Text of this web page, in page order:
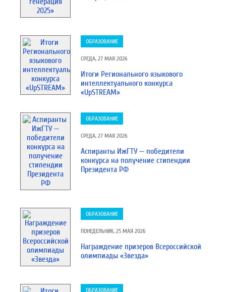
ОБРАЗОВАНИЕ
СРЕДА, 27 МАЯ 2026
Итоги Регионального языкового
интеллектуального конкурса
«UpSTREAM»
ОБРАЗОВАНИЕ
СРЕДА, 27 МАЯ 2026
Аспиранты ИжГТУ — победители
конкурса на получение стипендии
Президента РФ
ОБРАЗОВАНИЕ
ПОНЕДЕЛЬНИК, 25 МАЯ 2026
Награждение призеров Всероссийской
олимпиады «Звезда»
ОБРАЗОВАНИЕ